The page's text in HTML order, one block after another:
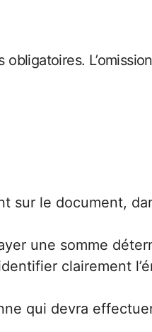
sur le document,
une somme
clairement
qui devra